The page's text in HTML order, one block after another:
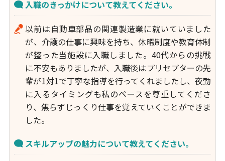
入職のきっかけについて教えてください。
以前は自動車部品の関連製造業に就いていました
が、介護の仕事に興味を持ち、休暇制度や教育体制
が整った当施設に入職しました。40代からの挑戦
に不安もありましたが、入職後はプリセプターの先
輩が1対1で丁寧な指導を行ってくれましたし、夜勤
に入るタイミングも私のペースを尊重してくださ
り、焦らずじっくり仕事を覚えていくことができま
した。
スキルアップの魅力について教えてください。